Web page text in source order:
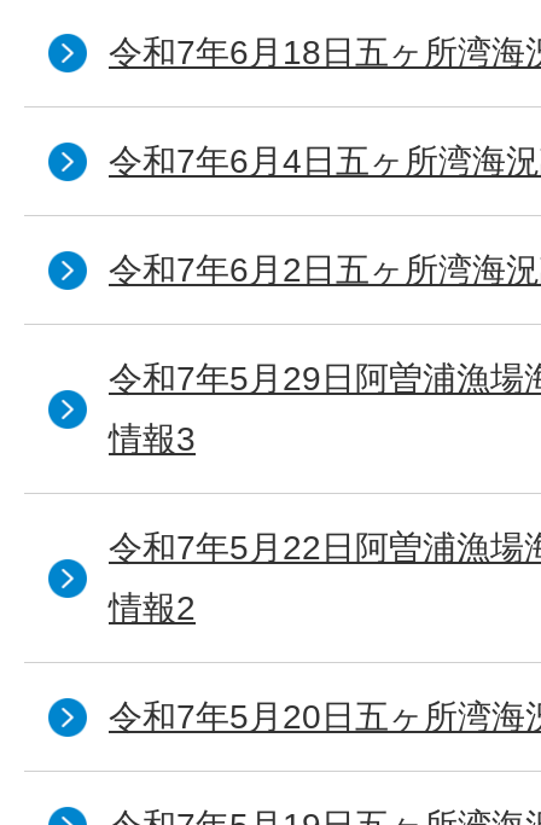
令和7年6月18日五ヶ所湾海
令和7年6月4日五ヶ所湾海
令和7年6月2日五ヶ所湾海
令和7年5月29日阿曽浦漁場
情報3
令和7年5月22日阿曽浦漁場
情報2
令和7年5月20日五ヶ所湾海